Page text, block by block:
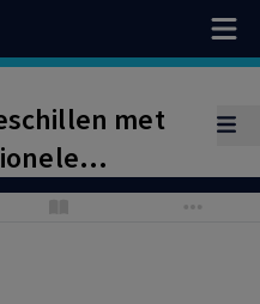
met
ventures